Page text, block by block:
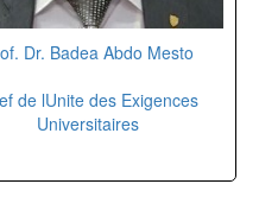
Dr. Badea Abdo Mesto
de lUnite des Exigences
Universitaires